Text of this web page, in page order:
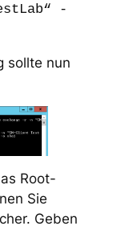
-
sollte nun
Root-
Sie
Geben